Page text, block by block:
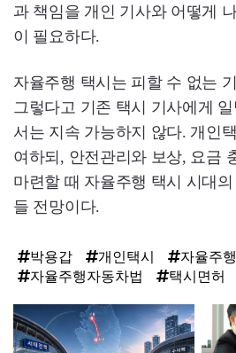
과 책임을 개인 기사와 어떻게
이 필요하다.
자율주행 택시는 피할 수 없는
그렇다고 기존 택시 기사에게
서는 지속 가능하지 않다. 개인
여하되, 안전관리와 보상, 요금
마련할 때 자율주행 택시 시대
들 전망이다.
박용갑 개인택시
자율주
자율주행자동차법
택시면허
탑
라
인